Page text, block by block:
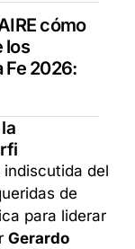
cómo
los
Fe 2026:
del
de
para liderar
Gerardo